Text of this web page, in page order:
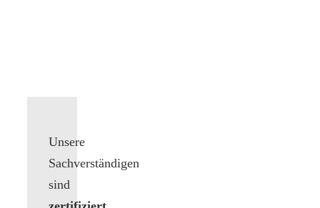
Unsere
Sachverständigen
sind